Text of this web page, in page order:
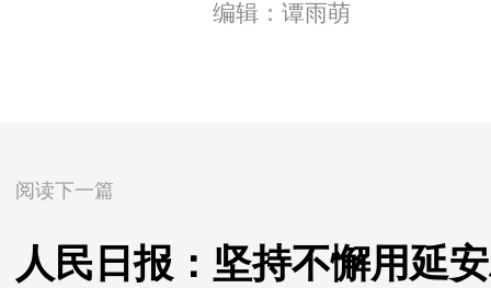
编辑：谭雨萌
阅读下一篇
人民日报：坚持不懈用延